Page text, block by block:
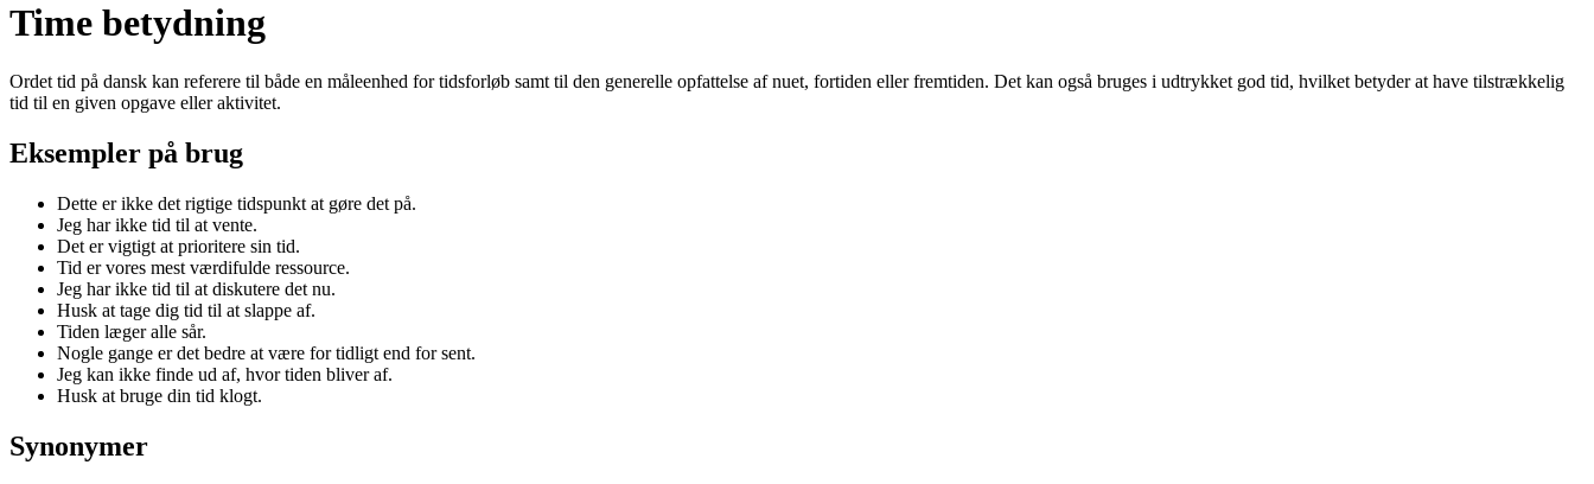
Time betydning
Ordet tid på dansk kan referere til både en måleenhed for tidsforløb samt til den generelle opfattelse af nuet, fortiden eller fremtiden. Det kan også bruges i udtrykket god tid, hvilket betyder at have tilstrækkelig
tid til en given opgave eller aktivitet.
Eksempler på brug
Dette er ikke det rigtige tidspunkt at gøre det på.
Jeg har ikke tid til at vente.
Det er vigtigt at prioritere sin tid.
Tid er vores mest værdifulde ressource.
Jeg har ikke tid til at diskutere det nu.
Husk at tage dig tid til at slappe af.
Tiden læger alle sår.
Nogle gange er det bedre at være for tidligt end for sent.
Jeg kan ikke finde ud af, hvor tiden bliver af.
Husk at bruge din tid klogt.
Synonymer